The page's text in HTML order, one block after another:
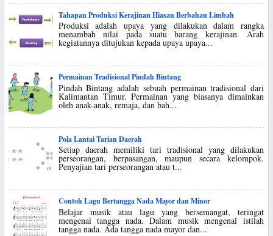
Tahapan Produksi Kerajinan Hiasan Berbahan Limbah
Produksi adalah upaya yang dilakukan dalam rangka
menambah nilai pada suatu barang kerajinan. Arah
kegiatannya ditujukan kepada upaya upaya...
Permainan Tradisional Pindah Bintang
Pindah Bintang adalah sebuah permainan tradisional dari
Kalimantan Timur. Permainan yang biasanya dimainkan
oleh anak-anak, remaja, dan bah...
Pola Lantai Tarian Daerah
Setiap daerah memiliki tari tradisional yang dilakukan
perseorangan, berpasangan, maupun secara kelompok.
Penyajian tari perseorangan atau t...
Contoh Lagu Bertangga Nada Mayor dan Minor
Belajar musik atau lagu yang bersemangat, teringat
mengenai tangga nada. Dalam musik mengenal istilah
tangga nada. Ada tangga nada mayor dan...